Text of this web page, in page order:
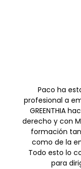
Paco ha
profesional a
GREENTHIA
derecho y con
formación
como de la
Todo esto lo
para